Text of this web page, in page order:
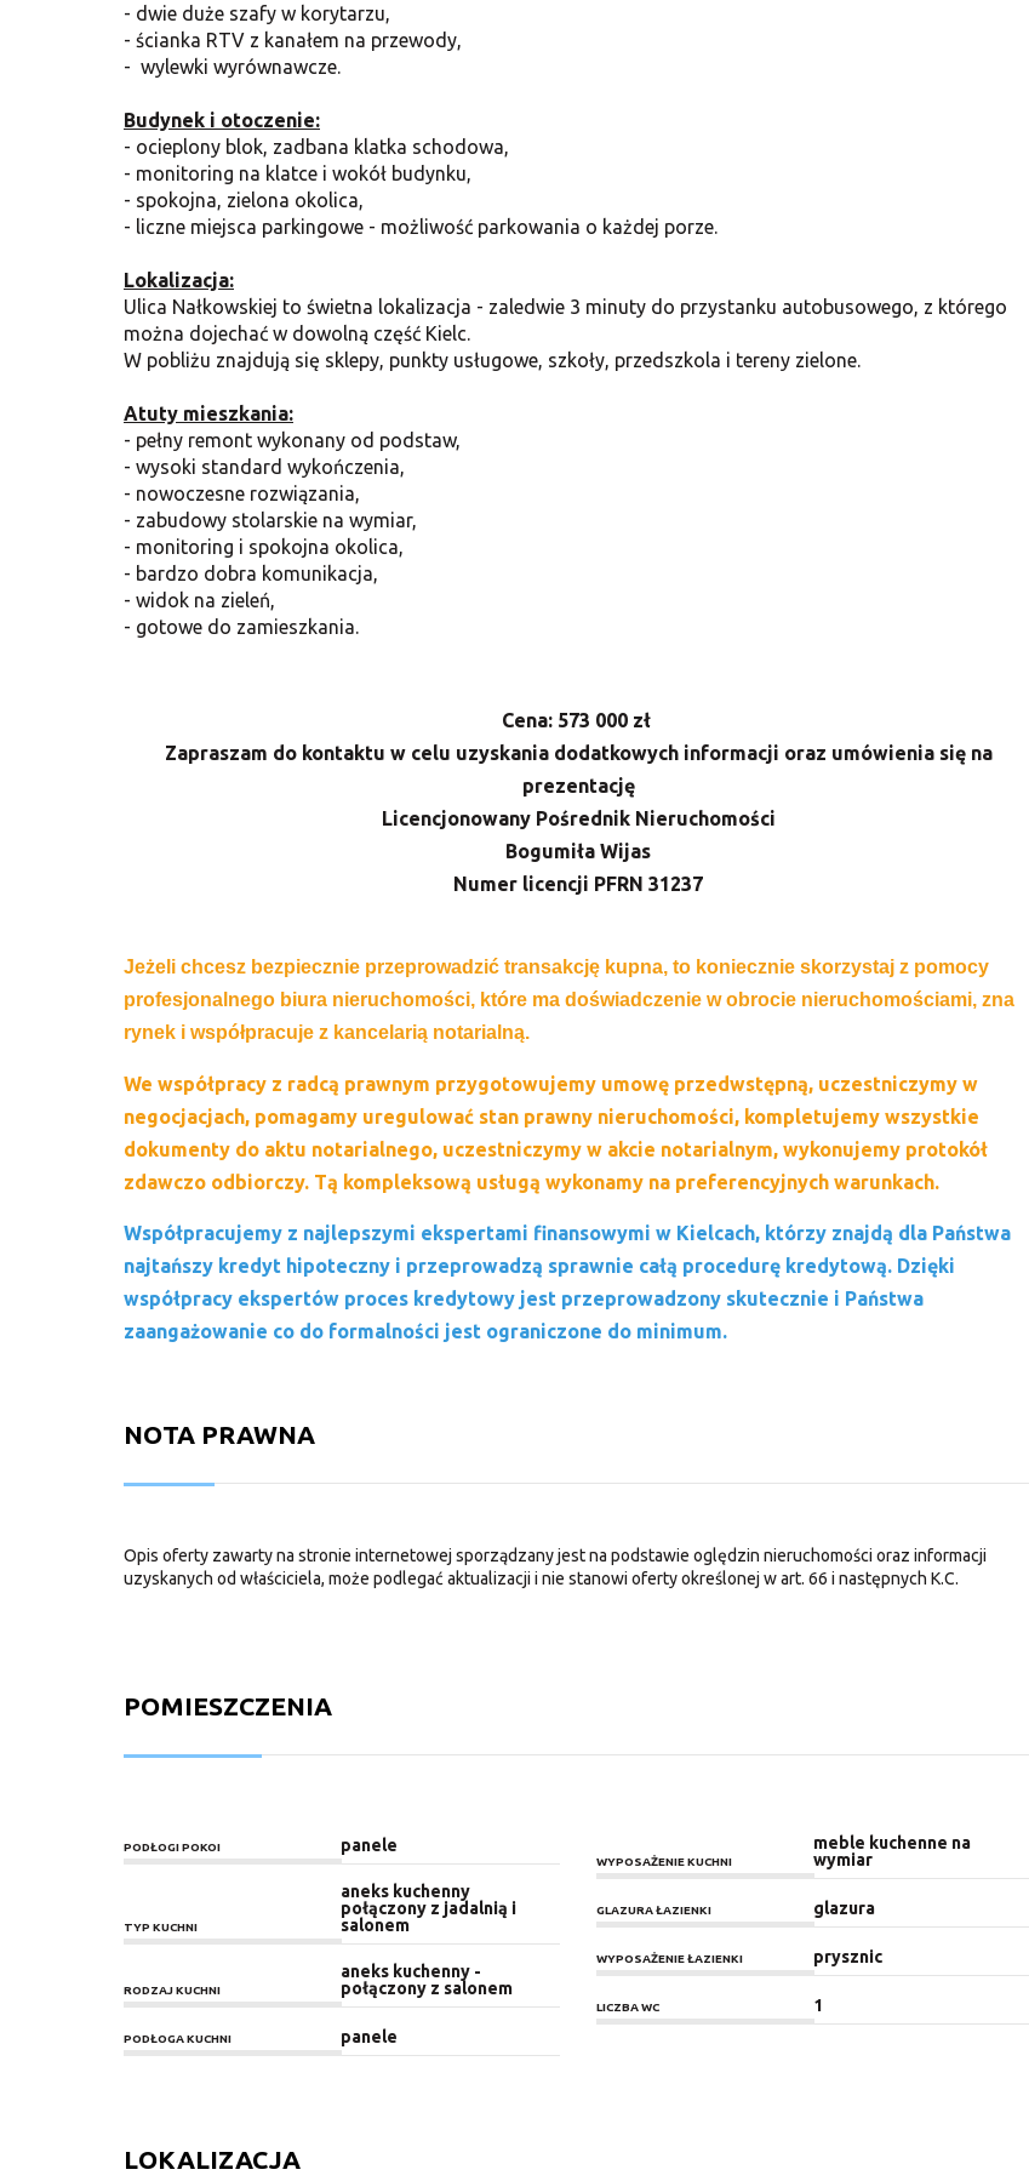
- dwie duże szafy w korytarzu,
- ścianka RTV z kanałem na przewody,
- wylewki wyrównawcze.
Budynek i otoczenie:
- ocieplony blok, zadbana klatka schodowa,
- monitoring na klatce i wokół budynku,
- spokojna, zielona okolica,
- liczne miejsca parkingowe - możliwość parkowania o każdej porze.
Lokalizacja:
Ulica Nałkowskiej to świetna lokalizacja - zaledwie 3 minuty do przystanku autobusowego, z którego
można dojechać w dowolną część Kielc.
W pobliżu znajdują się sklepy, punkty usługowe, szkoły, przedszkola i tereny zielone.
Atuty mieszkania:
- pełny remont wykonany od podstaw,
- wysoki standard wykończenia,
- nowoczesne rozwiązania,
- zabudowy stolarskie na wymiar,
- monitoring i spokojna okolica,
- bardzo dobra komunikacja,
- widok na zieleń,
- gotowe do zamieszkania.
Cena: 573 000 zł
Zapraszam do kontaktu w celu uzyskania dodatkowych informacji oraz umówienia się na
prezentację
Licencjonowany Pośrednik Nieruchomości
Bogumiła Wijas
Numer licencji PFRN 31237
Jeżeli chcesz bezpiecznie przeprowadzić transakcję kupna, to koniecznie skorzystaj z pomocy
profesjonalnego biura nieruchomości, które ma doświadczenie w obrocie nieruchomościami, zna
rynek i współpracuje z kancelarią notarialną.
We współpracy z radcą prawnym przygotowujemy umowę przedwstępną, uczestniczymy w
negocjacjach, pomagamy uregulować stan prawny nieruchomości, kompletujemy wszystkie
dokumenty do aktu notarialnego, uczestniczymy w akcie notarialnym, wykonujemy protokół
zdawczo odbiorczy. Tą kompleksową usługą wykonamy na preferencyjnych warunkach.
Współpracujemy z najlepszymi ekspertami finansowymi w Kielcach, którzy znajdą dla Państwa
najtańszy kredyt hipoteczny i przeprowadzą sprawnie całą procedurę kredytową. Dzięki
współpracy ekspertów proces kredytowy jest przeprowadzony skutecznie i Państwa
zaangażowanie co do formalności jest ograniczone do minimum.
NOTA PRAWNA
Opis oferty zawarty na stronie internetowej sporządzany jest na podstawie oględzin nieruchomości oraz informacji
uzyskanych od właściciela, może podlegać aktualizacji i nie stanowi oferty określonej w art. 66 i następnych K.C.
POMIESZCZENIA
PODŁOGI POKOI panele
TYP KUCHNI
aneks kuchenny
połączony z jadalnią i
salonem
RODZAJ KUCHNI
aneks kuchenny -
połączony z salonem
PODŁOGA KUCHNI panele
WYPOSAŻENIE KUCHNI
meble kuchenne na
wymiar
GLAZURA ŁAZIENKI glazura
WYPOSAŻENIE ŁAZIENKI prysznic
LICZBA WC 1
LOKALIZACJA